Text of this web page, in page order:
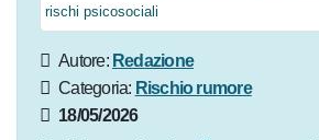
Autore:Redazione
Categoria:Rischio rumore
18/05/2026